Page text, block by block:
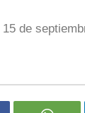
15 de